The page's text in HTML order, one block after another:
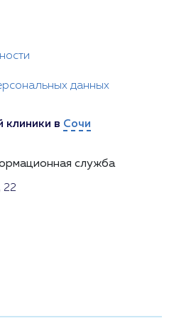
данных
клиники в Сочи
служба
22